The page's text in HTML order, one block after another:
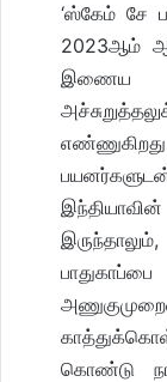
‘ஸ்கேம் சே
2023ஆம்
இணைய
கொண்டு